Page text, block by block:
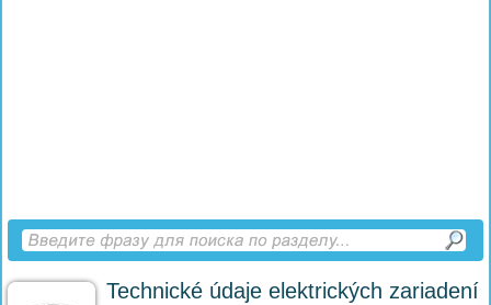
Technické údaje elektrických zariadení